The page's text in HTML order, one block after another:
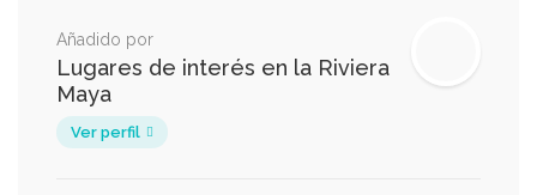
Añadido por
Lugares de interés en la Riviera
Maya
Ver perfil